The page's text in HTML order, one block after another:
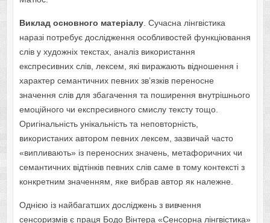
Виклад основного матеріалу. Сучасна лінгвістика
наразі потребує дослідження особливостей функціювання
слів у художніх текстах, аналіз використання
експресивних слів, лексем, які виражають відношення і
характер семантичних певних зв’язків переносне
значення слів для збагачення та поширення внутрішнього
емоційного чи експресивного смислу тексту тощо.
Оригінальність унікальність та неповторність,
використаних автором певних лексем, зазвичай часто
«випливають» із переносних значень, метафоричних чи
семантичних відтінків певних слів саме в тому контексті з
конкретним значенням, яке вибрав автор як належне.
Однією із найбагатших досліджень з вивчення
сенсоризмів є праця Бодо Вінтера «Сенсорна лінгвістика»